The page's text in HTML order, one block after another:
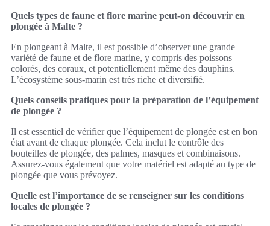
Quels types de faune et flore marine peut-on découvrir en
plongée à Malte ?
En plongeant à Malte, il est possible d’observer une grande
variété de faune et de flore marine, y compris des poissons
colorés, des coraux, et potentiellement même des dauphins.
L’écosystème sous-marin est très riche et diversifié.
Quels conseils pratiques pour la préparation de l’équipement
de plongée ?
Il est essentiel de vérifier que l’équipement de plongée est en bon
état avant de chaque plongée. Cela inclut le contrôle des
bouteilles de plongée, des palmes, masques et combinaisons.
Assurez-vous également que votre matériel est adapté au type de
plongée que vous prévoyez.
Quelle est l’importance de se renseigner sur les conditions
locales de plongée ?